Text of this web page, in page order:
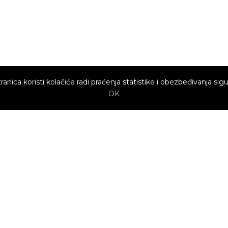
koristi kolačiće radi praćenja statistike i obezbeđivanja
OK